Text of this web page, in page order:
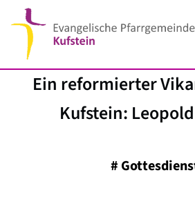
Ein reformierter
Kufstein:
#